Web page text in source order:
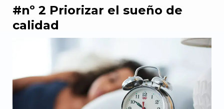
#nº 2 Priorizar el sueño de
calidad